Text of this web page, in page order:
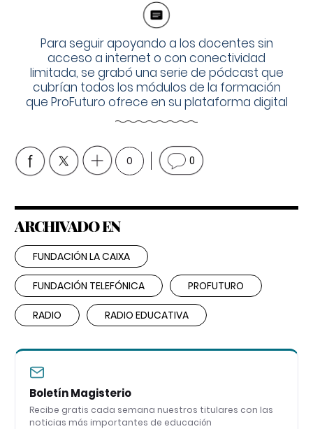
Para seguir apoyando a los docentes sin
acceso a internet o con conectividad
limitada, se grabó una serie de pódcast que
cubrían todos los módulos de la formación
que ProFuturo ofrece en su plataforma digital
0 0
ARCHIVADO EN
FUNDACIÓN LA CAIXA
FUNDACIÓN TELEFÓNICA PROFUTURO
RADIO RADIO EDUCATIVA
Boletín Magisterio
Recibe gratis cada semana nuestros titulares con las
noticias más importantes de educación